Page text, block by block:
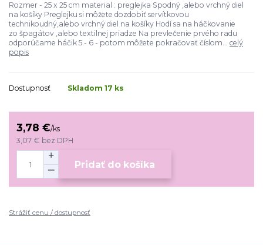
Rozmer - 25 x 25 cm material : preglejka Spodný ,alebo vrchný diel
na košíky Preglejku si môžete dozdobiť servítkovou
technikoudný,alebo vrchný diel na košíky Hodí sa na háčkovanie
zo špagátov ,alebo textilnej priadze Na prevlečenie prvého radu
odporúčame háčik 5 - 6 - potom môžete pokračovať číslom... celý
popis
Dostupnosť Skladom 17 ks
3,78 €/ks
3,07 € bez DPH
Pridať do košíka
Strážiť cenu / dostupnosť